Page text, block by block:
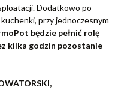
Dodatkowo po
przy jednoczesnym
będzie pełnić rolę
kilka godzin pozostanie